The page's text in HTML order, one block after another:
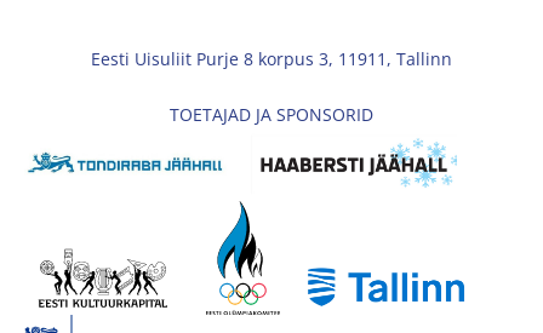
Eesti Uisuliit Purje 8 korpus 3, 11911, Tallinn
TOETAJAD JA SPONSORID